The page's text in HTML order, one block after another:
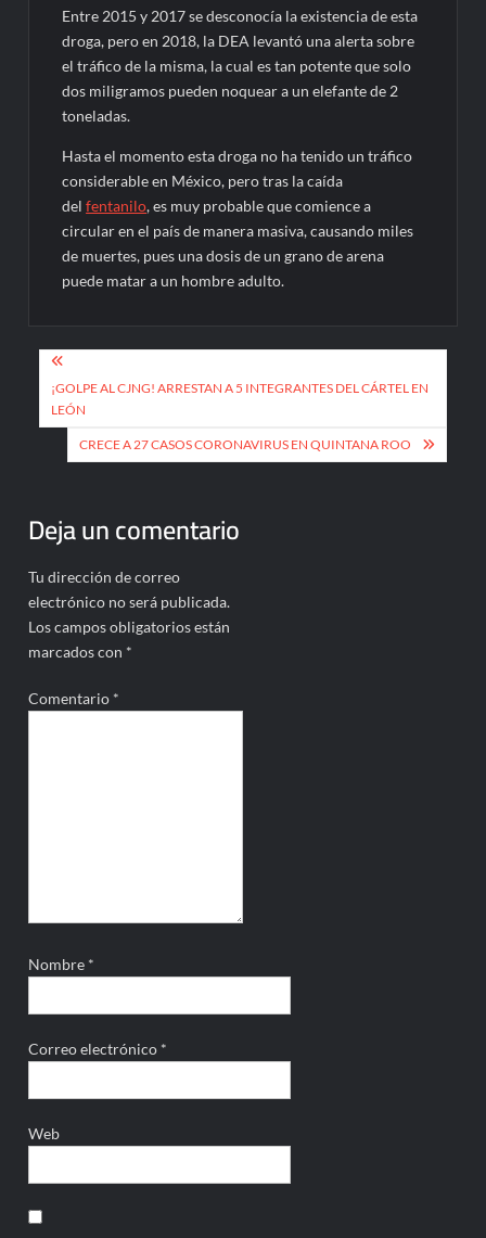
Entre 2015 y 2017 se desconocía la existencia de esta
droga, pero en 2018, la DEA levantó una alerta sobre
el tráfico de la misma, la cual es tan potente que solo
dos miligramos pueden noquear a un elefante de 2
toneladas.
Hasta el momento esta droga no ha tenido un tráfico
considerable en México, pero tras la caída
delfentanilo, es muy probable que comience a
circular en el país de manera masiva, causando miles
de muertes, pues una dosis de un grano de arena
puede matar a un hombre adulto.
Navegación
de
entradas
¡GOLPE AL CJNG! ARRESTAN A 5 INTEGRANTES DEL CÁRTEL EN
LEÓN
CRECE A 27 CASOS CORONAVIRUS EN QUINTANA ROO
Deja un comentario
Tu dirección de correo
electrónico no será publicada.
Los campos obligatorios están
marcados con *
Comentario *
Nombre *
Correo electrónico *
Web